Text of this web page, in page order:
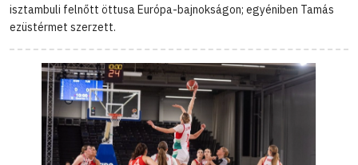
isztambuli felnőtt öttusa Európa-bajnokságon; egyéniben Tamás
ezüstérmet szerzett.